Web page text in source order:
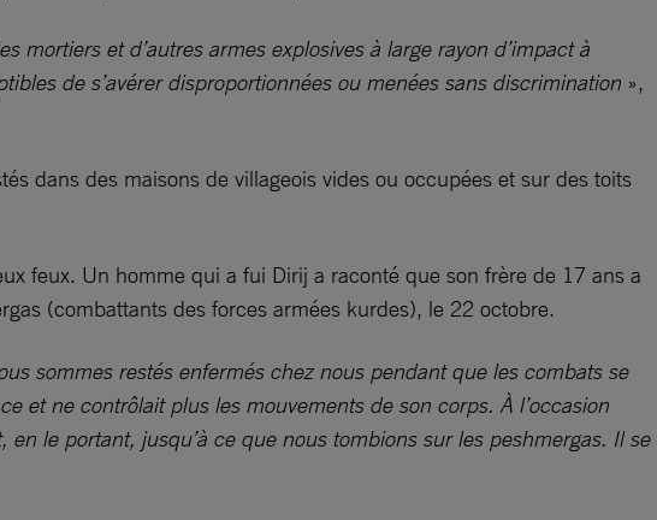
mortiers et d’autres armes explosives à large rayon d’impact à
de s’avérer disproportionnées ou menées sans discrimination »,
dans des maisons de villageois vides ou occupées et sur des toits
feux. Un homme qui a fui Dirij a raconté que son frère de 17 ans a
(combattants des forces armées kurdes), le 22 octobre.
sommes restés enfermés chez nous pendant que les combats se
et ne contrôlait plus les mouvements de son corps. À l’occasion
le portant, jusqu’à ce que nous tombions sur les peshmergas. Il se